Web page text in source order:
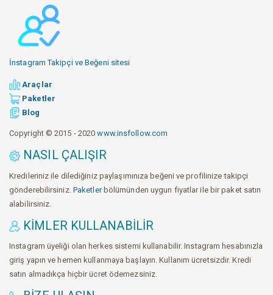
İnstagram Takipçi ve Beğeni sitesi
Araçlar
Paketler
Blog
Copyright © 2015 - 2020www.insfollow.com
NASIL ÇALIŞIR
Kredileriniz ile dilediğiniz paylaşımınıza beğeni ve profilinize takipçi
gönderebilirsiniz. Paketlerbölümünden uygun fiyatlar ile bir paket satın
alabilirsiniz.
KIMLER KULLANABILIR
Instagram üyeliği olan herkes sistemi kullanabilir. Instagram hesabınızla
giriş yapın ve hemen kullanmaya başlayın. Kullanım ücretsizdir. Kredi
satın almadıkça hiçbir ücret ödemezsiniz.